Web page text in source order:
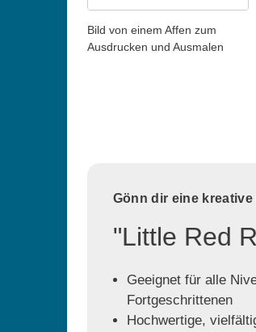
Bild von einem Affen zum
Ausdrucken und Ausmalen
Gönn dir eine
"Little Red
Geeignet für alle
Fortgeschrittenen
Hochwertige,